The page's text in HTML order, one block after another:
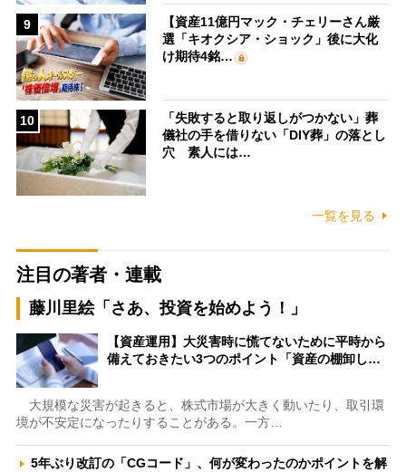
9
【資産11億円マック・チェリーさん厳
選「キオクシア・ショック」後に大化
け期待4銘…
10
「失敗すると取り返しがつかない」葬
儀社の手を借りない「DIY葬」の落とし
穴 素人には…
一覧を見る
注目の著者・連載
藤川里絵「さあ、投資を始めよう！」
【資産運用】大災害時に慌てないために平時から
備えておきたい3つのポイント「資産の棚卸し…
大規模な災害が起きると、株式市場が大きく動いたり、取引環
境が不安定になったりすることがある。一方…
5年ぶり改訂の「CGコード」、何が変わったのかポイントを解